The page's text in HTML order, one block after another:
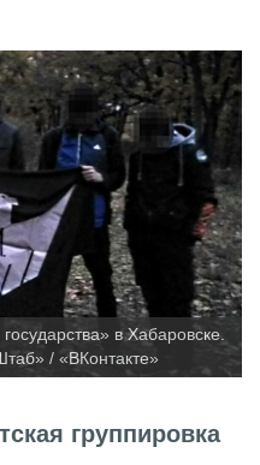
в Хабаровске.
/ «ВКонтакте»
группировка